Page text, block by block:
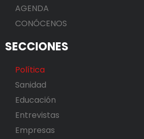
AGENDA
CONÓCENOS
SECCIONES
Política
Sanidad
Educación
Entrevistas
Empresas